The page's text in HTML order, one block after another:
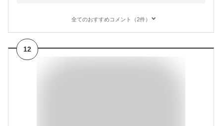
全てのおすすめコメント（2件）
12